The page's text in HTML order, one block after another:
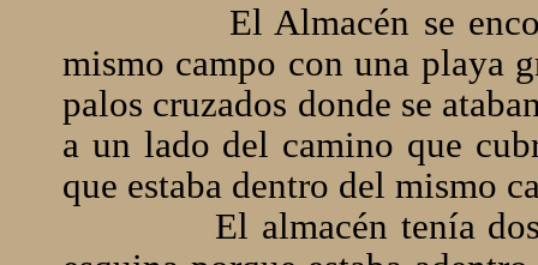
El Almacén se
mismo campo con una playa
palos cruzados donde se
a un lado del camino que
que estaba dentro del mismo
El almacén tenía